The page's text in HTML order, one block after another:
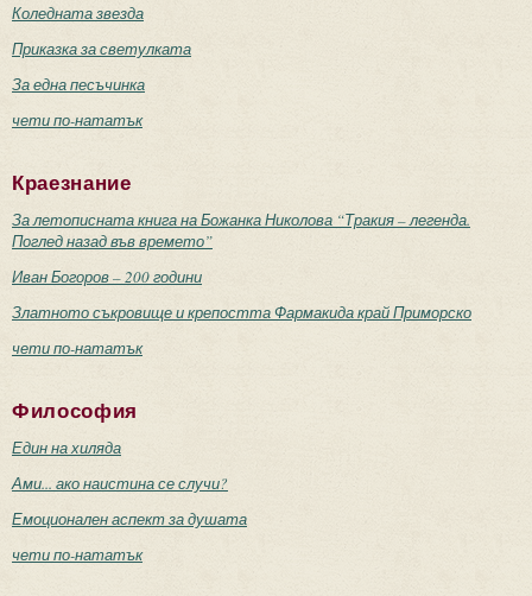
Коледната звезда
Приказка за светулката
За една песъчинка
чети по-нататък
Краезнание
За летописната книга на Божанка Николова “Тракия – легенда.
Поглед назад във времето”
Иван Богоров – 200 години
Златното съкровище и крепостта Фармакида край Приморско
чети по-нататък
Философия
Един на хиляда
Ами... ако наистина се случи?
Емоционален аспект за душата
чети по-нататък